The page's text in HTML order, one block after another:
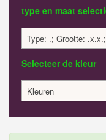
type en maat
Type: .; Grootte:
Selecteer de kleur
Kleuren